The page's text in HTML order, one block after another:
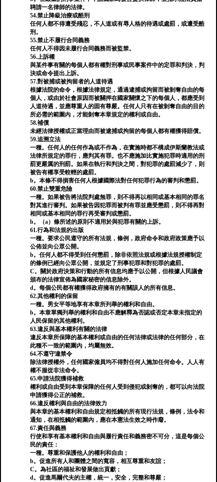
聘請一名律師的法律。
54.禁止降級治療或酷刑
任何人都不得遭受殘忍，不人道或有辱人格的待遇或處罰，或遭受酷
刑。
55.禁止不履行合同義務
任何人不得因未履行合同義務而被監禁。
56.上訴權
與某件事有關的每個人都有權對刑事或民事案件中的定罪和判決，判
決或命令提出上訴。
57.對被捕或被拘留者的人道待遇
根據法院的命令，根據法律規定，通過逮捕或拘留而被剝奪自由的每
個人，或由於社會原因而被關押在國家關懷之下的每個人，都應受到
人道待遇，並應尊重人的固有尊嚴。任何人只有在被剝奪自由的目的
所必需的範圍內，才能剝奪本章規定的權利或自由。
58.補償
未經法律授權或正當理由而被逮捕或拘留的每個人都有權獲得賠償。
59.追溯立法
一種。任何人的任何作為或不作為，在實施時都不構成伊斯蘭教法或
法律所規定的罪行，應判其有罪。也不應施加比實施犯罪時適用的刑
罰更嚴厲的刑罰。如果在執行和判決之間，對犯罪的處罰減少了，則
被告有權享受較輕的處罰。
b。本條不得損害任何人根據國際法對任何犯罪行為的審判和懲罰。
60.禁止雙重危險
一種。如果被告將法院判處無罪，則不得再以相同或基本相同的罪名
對其進行審判。如果被告因犯罪而被判有罪並應受懲罰，則不得再對
相同或基本相同的罪行再受審判或懲罰。
b。（a）條所述的原則不適用於與犯罪有關的上訴。
61.行為和法規的出版
一種。要求公民遵守的所有法規，條例，政府命令和政府政策應予以
公佈並向公眾公開。
b。任何人都不得受到任何懲罰，除非依照法規或根據法規授權制定
的條例已經向公眾公開，並規定了刑事犯罪和對犯罪的處罰。
C。關於政府決策和行動的所有信息均應予以公開，但根據人民議會
頒布的法律宣佈為國家秘密的信息除外。
d。每個公民都有權獲得政府擁有的有關該人的所有信息。
62.其他權利的保留
一種。男女平等地享有本章所列舉的權利和自由。
b。本章單獨列舉的權利和自由不應解釋為否認或否定本章未指定的
人民保留的其他權利。
63.違反與基本權利有關的法律
違反本章所保障的基本權利或自由的任何法律或法律的任何部分，在
此種不一致的範圍內，均屬無效。
64.不遵守違禁令
除法律授權外，任何國家僱員均不得對任何人施加任何命令。人人有
權不服從非法命令。
65.申請法院獲得補救
權利或自由受到本章保障的任何人受到侵犯或剝奪的，都可以向法院
申請獲得公正的補救。
66.違反權利與自由的法律效力
與本章的基本權利和自由規定相抵觸的所有現行法規，條例，法令和
通知，在相抵觸的範圍內，應在本憲法生效之時作廢。
67.責任與義務
行使和享有基本權利和自由與履行責任和義務密不可分，這是每個公
民的責任：
一種。尊重和保護他人的權利和自由；
b。促進所有人和團體之間的寬容，相互尊重和友誼；
C。為社區的福祉和發展做出貢獻；
d。促進馬爾代夫的主權，統一，安全，完整和尊嚴；